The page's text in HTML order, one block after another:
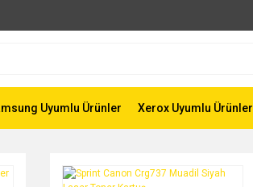
Uyumlu Ürünler Xerox Uyumlu Ürünler